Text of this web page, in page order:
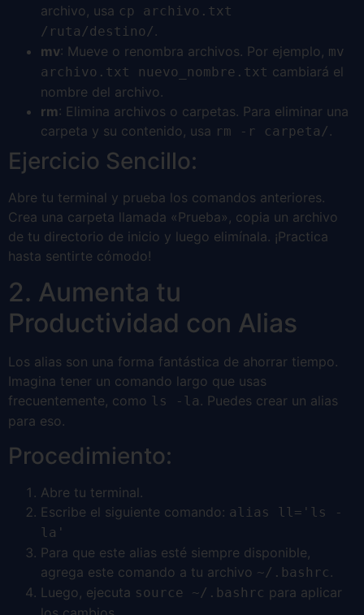
archivo, usa cp archivo.txt
/ruta/destino/ .
mv: Mueve o renombra archivos. Por ejemplo, mv
archivo.txt nuevo_nombre.txt cambiará el
nombre del archivo.
rm: Elimina archivos o carpetas. Para eliminar una
carpeta y su contenido, usa rm -r carpeta/ .
Ejercicio Sencillo:
Abre tu terminal y prueba los comandos anteriores.
Crea una carpeta llamada «Prueba», copia un archivo
de tu directorio de inicio y luego elimínala. ¡Practica
hasta sentirte cómodo!
2. Aumenta tu
Productividad con Alias
Los alias son una forma fantástica de ahorrar tiempo.
Imagina tener un comando largo que usas
frecuentemente, como ls -la. Puedes crear un alias
para eso.
Procedimiento:
Abre tu terminal.
Escribe el siguiente comando: alias ll='ls -
la'
Para que este alias esté siempre disponible,
agrega este comando a tu archivo ~/.bashrc .
Luego, ejecuta source ~/.bashrc para aplicar